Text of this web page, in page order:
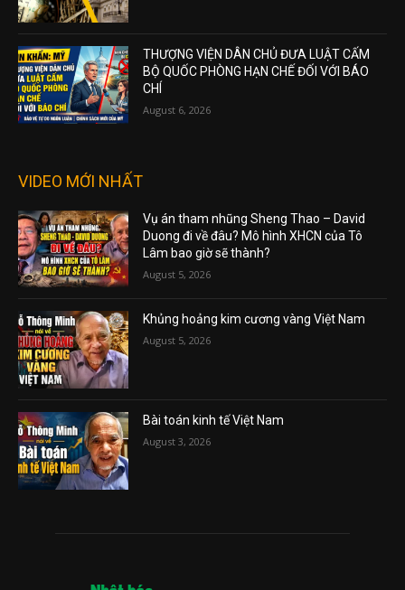
THƯỢNG VIỆN DÂN CHỦ ĐƯA LUẬT CẤM
BỘ QUỐC PHÒNG HẠN CHẾ ĐỐI VỚI BÁO
CHÍ
August 6, 2026
VIDEO MỚI NHẤT
Vụ án tham nhũng Sheng Thao – David
Duong đi về đâu? Mô hình XHCN của Tô
Lâm bao giờ sẽ thành?
August 5, 2026
Khủng hoảng kim cương vàng Việt Nam
August 5, 2026
Bài toán kinh tế Việt Nam
August 3, 2026